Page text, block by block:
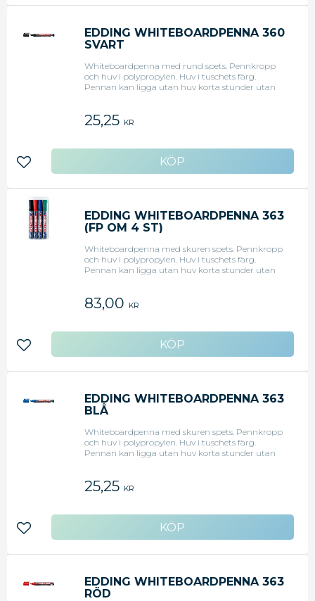
EDDING WHITEBOARDPENNA 360
SVART
Whiteboardpenna med rund spets. Pennkropp
och huv i polypropylen. Huv i tuschets färg.
Pennan kan ligga utan huv korta stunder utan
25,25 KR
Lägg till i favoriter
EDDING WHITEBOARDPENNA 363
(FP OM 4 ST)
Whiteboardpenna med skuren spets. Pennkropp
och huv i polypropylen. Huv i tuschets färg.
Pennan kan ligga utan huv korta stunder utan
83,00 KR
Lägg till i favoriter
EDDING WHITEBOARDPENNA 363
BLÅ
Whiteboardpenna med skuren spets. Pennkropp
och huv i polypropylen. Huv i tuschets färg.
Pennan kan ligga utan huv korta stunder utan
25,25 KR
Lägg till i favoriter
EDDING WHITEBOARDPENNA 363
RÖD